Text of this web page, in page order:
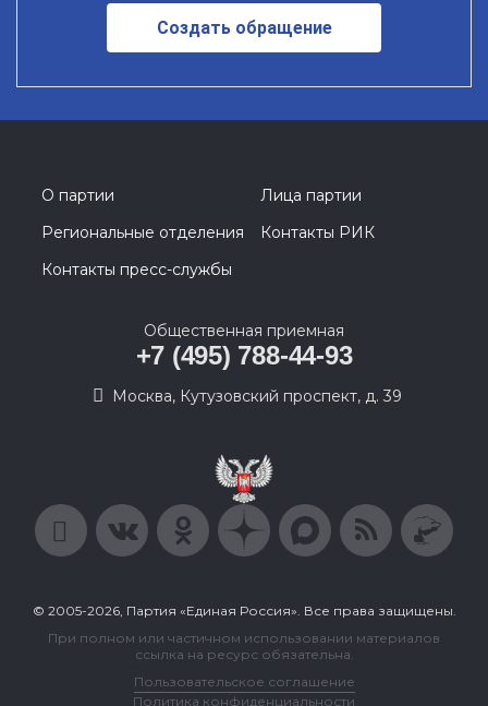
Создать обращение
О партии
Лица партии
Региональные отделения
Контакты РИК
Контакты пресс-службы
Общественная приемная
+7 (495) 788-44-93
Москва, Кутузовский проспект, д. 39
© 2005-2026, Партия «Единая Россия». Все права защищены.
При полном или частичном использовании материалов
ссылка на ресурс обязательна.
Пользовательское соглашение
Политика конфиденциальности